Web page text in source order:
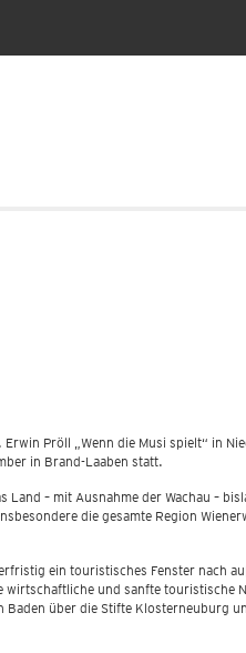
Pröll „Wenn die Musi spielt“ in
in Brand-Laaben statt.
– mit Ausnahme der Wachau –
die gesamte Region
ein touristisches Fenster nach
wirtschaftliche und sanfte touristische
über die Stifte Klosterneuburg